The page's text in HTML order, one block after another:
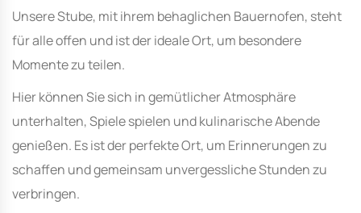
Unsere Stube, mit ihrem behaglichen Bauernofen, steht
für alle offen und ist der ideale Ort, um besondere
Momente zu teilen.
Hier können Sie sich in gemütlicher Atmosphäre
unterhalten, Spiele spielen und kulinarische Abende
genießen. Es ist der perfekte Ort, um Erinnerungen zu
schaffen und gemeinsam unvergessliche Stunden zu
verbringen.